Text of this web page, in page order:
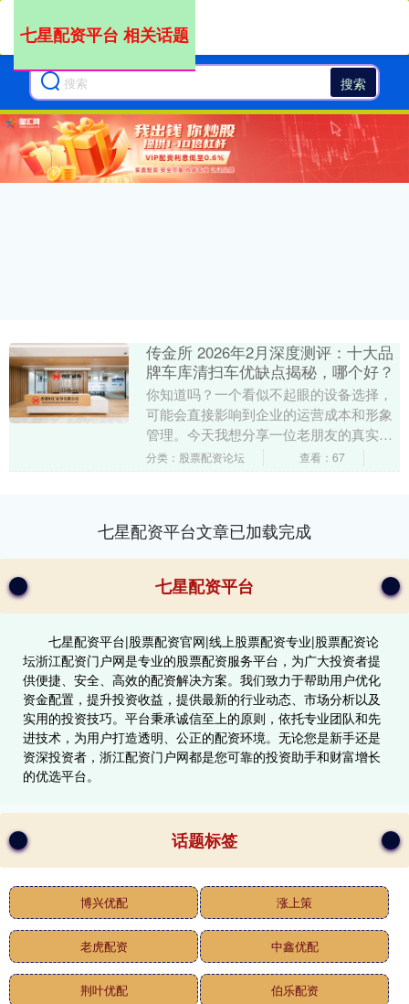
搜索
七星配资平台 相关话题
传金所 2026年2月深度测评：十大品
牌车库清扫车优缺点揭秘，哪个好？
你知道吗？一个看似不起眼的设备选择，
可能会直接影响到企业的运营成本和形象
管理。今天我想分享一位老朋友的真实经
历，或许能给你在设备采购上带来意想不
分类：股票配资论坛 查看：67
七星配资平台文章已加载完成
七星配资平台
七星配资平台|股票配资官网|线上股票配资专业|股票配资论
坛浙江配资门户网是专业的股票配资服务平台，为广大投资者提
供便捷、安全、高效的配资解决方案。我们致力于帮助用户优化
资金配置，提升投资收益，提供最新的行业动态、市场分析以及
实用的投资技巧。平台秉承诚信至上的原则，依托专业团队和先
进技术，为用户打造透明、公正的配资环境。无论您是新手还是
资深投资者，浙江配资门户网都是您可靠的投资助手和财富增长
的优选平台。
话题标签
博兴优配 涨上策
老虎配资 中鑫优配
荆叶优配 伯乐配资